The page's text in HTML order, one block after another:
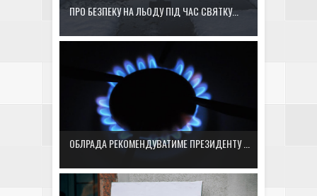
ПРО БЕЗПЕКУ НА ЛЬОДУ ПІД ЧАС СВЯТКУ...
ОБЛРАДА РЕКОМЕНДУВАТИМЕ ПРЕЗИДЕНТУ ...